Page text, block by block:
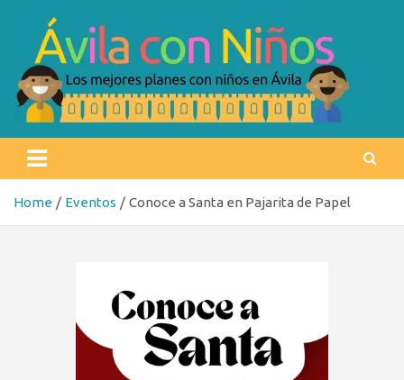
content
Ávila con niños
Home Eventos Conoce a Santa en Pajarita de Papel